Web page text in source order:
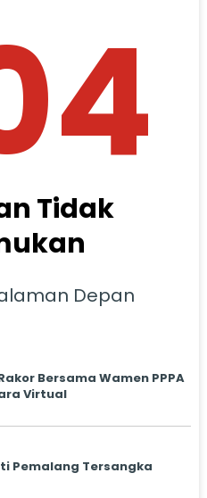
Tidak
Depan
Bersama Wamen PPPA
Virtual
Pemalang Tersangka